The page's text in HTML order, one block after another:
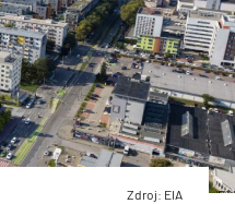
Zdroj: EIA